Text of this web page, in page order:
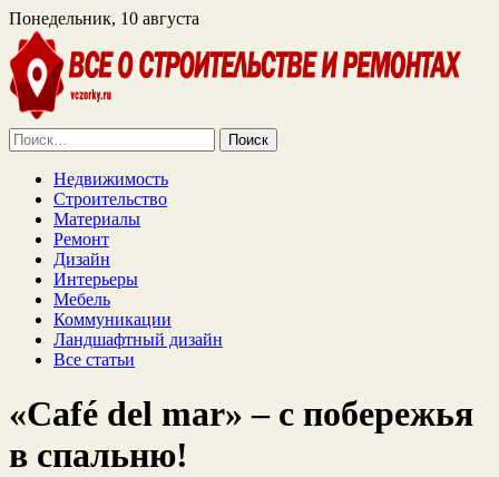
Понедельник, 10 августа
Найти:
Недвижимость
Строительство
Материалы
Ремонт
Дизайн
Интерьеры
Мебель
Коммуникации
Ландшафтный дизайн
Все статьи
«Café del mar» – с побережья
в спальню!